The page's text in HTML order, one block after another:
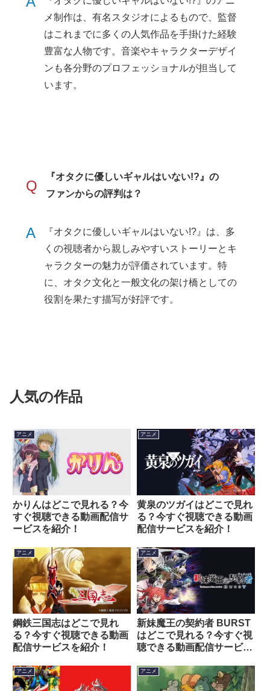
メ制作は、有名スタジオによるもので、監督
はこれまでに多くの人気作品を手掛けた経験
豊富な人物です。音楽やキャラクターデザイ
ンも各分野のプロフェッショナルが担当して
います。
Q
『オタクに優しいギャルはいない!?』の
ファンからの評判は？
A
『オタクに優しいギャルはいない!?』は、多
くの視聴者から親しみやすいストーリーとキ
ャラクターの魅力が評価されています。特
に、オタク文化と一般文化の架け橋としての
役割を果たす描写が好評です。
人気の作品
アニメ
かりんはどこで見れる？今
すぐ視聴できる動画配信サ
ービスを紹介！
アニメ
黄泉のツガイはどこで見れ
る？今すぐ視聴できる動画
配信サービスを紹介！
アニメ
鋼鉄三国志はどこで見れ
る？今すぐ視聴できる動画
配信サービスを紹介！
アニメ
新妹魔王の契約者 BURST
はどこで見れる？今すぐ視
聴できる動画配信サービス
アニメ アニメ